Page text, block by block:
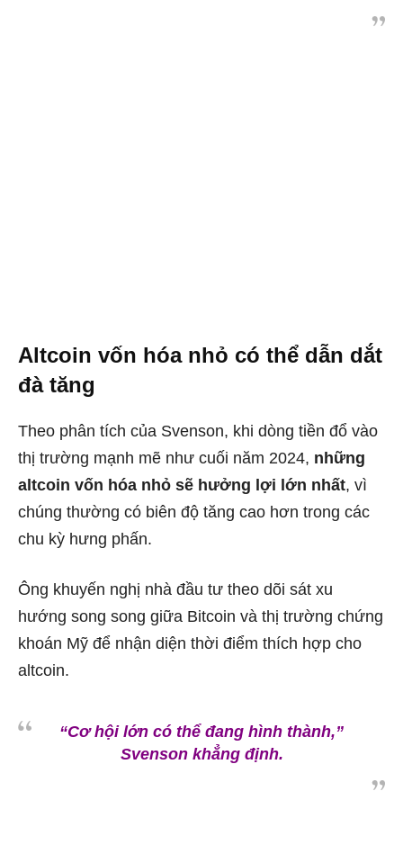
Altcoin vốn hóa nhỏ có thể dẫn dắt
đà tăng
Theo phân tích của Svenson, khi dòng tiền đổ vào
thị trường mạnh mẽ như cuối năm 2024, những
altcoin vốn hóa nhỏ sẽ hưởng lợi lớn nhất, vì
chúng thường có biên độ tăng cao hơn trong các
chu kỳ hưng phấn.
Ông khuyến nghị nhà đầu tư theo dõi sát xu
hướng song song giữa Bitcoin và thị trường chứng
khoán Mỹ để nhận diện thời điểm thích hợp cho
altcoin.
“Cơ hội lớn có thể đang hình thành,”
Svenson khẳng định.